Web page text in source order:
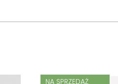
NA SPRZEDAŻ